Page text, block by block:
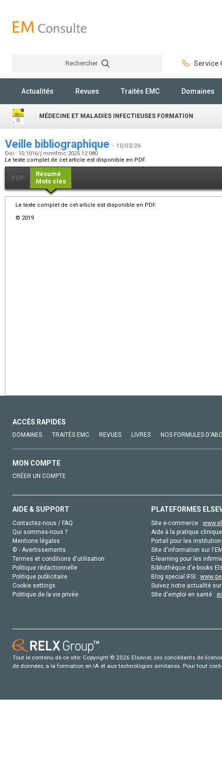
Rechercher Service
Actualités Revues Traités EMC Domaines
MÉDECINE ET MALADIES INFECTIEUSES FORMATION
Veille bibliographique - 10/03/26
Doi : 10.1016/j.mmifmc.2025.12.080
Le texte complet de cet article est disponible en PDF.
PDF
Résumé
Mots clés
Le texte complet de cet article est disponible en PDF.
© 2019
ACCÈS RAPIDES
DOMAINES TRAITÉS EMC REVUES LIVRES NOS FORMULES
MON COMPTE
CRÉER UN COMPTE
AIDE & SUPPORT
Contactez-nous / FAQ
Qui sommes-nous ?
Mentions légales
© - Avertissements
Termes et conditions d'utilisation
Politique rédactionnelle
Politique publicitaire
Cookie settings
Politique de la vie privée
PLATEFORMES
Site e-commerce :
Aide à la pratique
Portail pour les
Site d'information sur
E-learning pour les
Bibliothèque d'e-books
Blog special IFSI :
Suivez notre actualité
Site d'emploi en santé :
Tout le contenu de ce site: Copyright © 2026 Elsevier, ses concédants de
de données, a la formation en IA et aux technologies similaires. Pour tout